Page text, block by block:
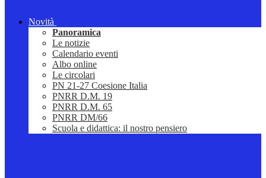
Novità
Panoramica
Le notizie
Calendario eventi
Albo online
Le circolari
PN 21-27 Coesione Italia
PNRR D.M. 19
PNRR D.M. 65
PNRR DM/66
Scuola e didattica: il nostro pensiero